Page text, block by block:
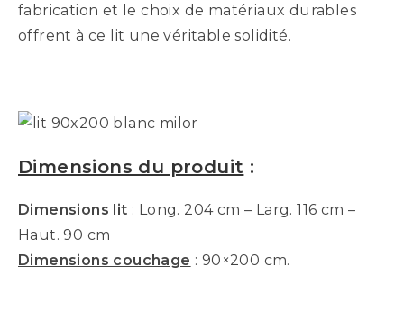
fabrication et le choix de matériaux durables
offrent à ce lit une véritable solidité.
Dimensions du produit :
Dimensions lit : Long. 204 cm – Larg. 116 cm –
Haut. 90 cm
Dimensions couchage : 90×200 cm.